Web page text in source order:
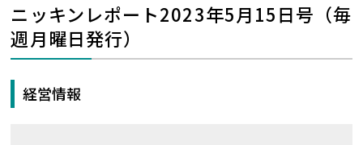
ニッキンレポート2023年5月15日号（毎
週月曜日発行）
経営情報